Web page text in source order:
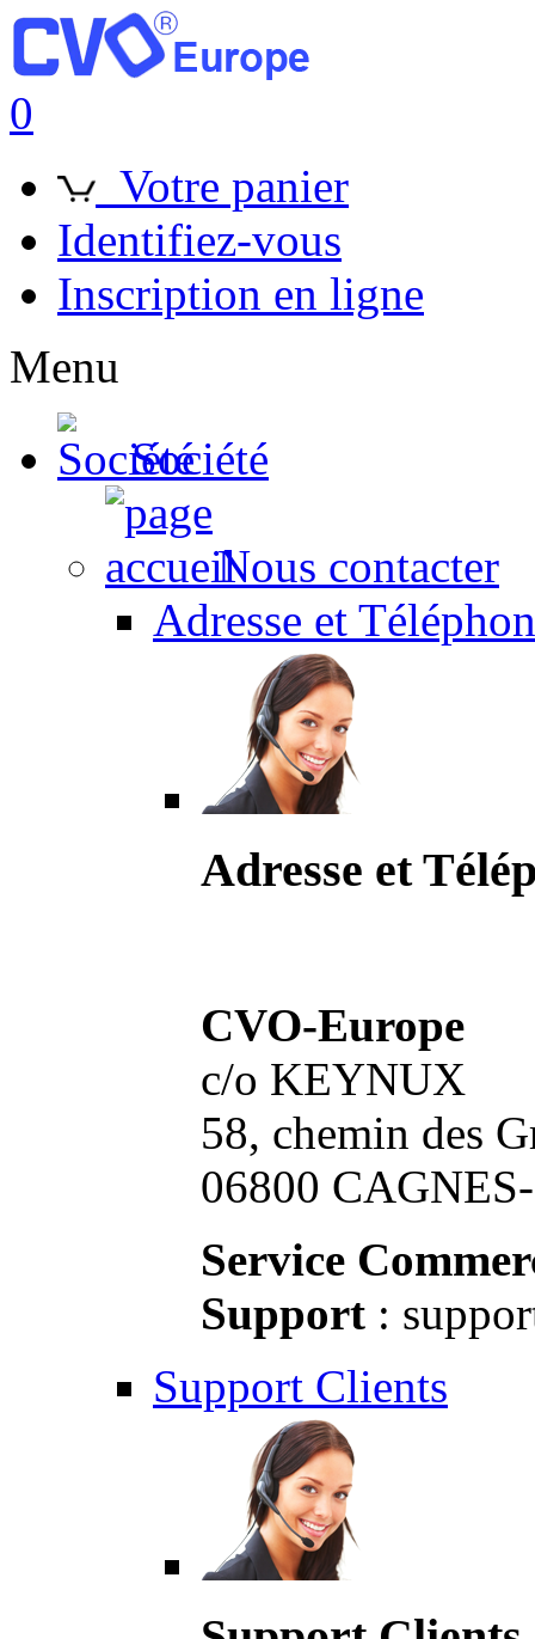
0
Votre panier
Identifiez-vous
Inscription en ligne
Menu
Société
Nous contacter
Adresse et
Adresse et
CVO-Europe
c/o KEYNUX
58, chemin des
06800
Service
Support :
Support Clients